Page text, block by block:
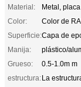
Material:
Metal,
Color:
Color de
Superficie:Capa de
Manija:
plástico/
Grueso:
0.5-1.0m m
estructura:La